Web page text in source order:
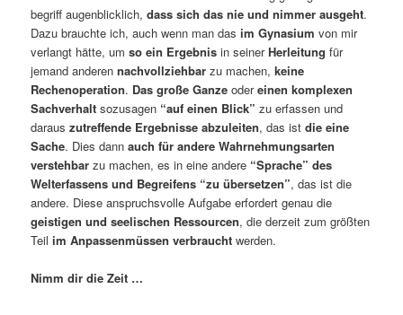
begriff augenblicklich,dass sich das nie und nimmer ausgeht.
Dazu brauchte ich, auch wenn man dasim Gynasium von mir
verlangt hätte, umso ein Ergebnis in seinerHerleitung für
jemand anderennachvollziehbar zu machen,keine
Rechenoperation. Das große Ganze odereinen komplexen
Sachverhalt sozusagen “auf einen Blick” zu erfassen und
darauszutreffende Ergebnisse abzuleiten, das istdie eine
Sache. Dies dannauch für andere Wahrnehmungsarten
verstehbar zu machen, es in eine andere “Sprache” des
Welterfassens und Begreifens “zu übersetzen”, das ist die
andere. Diese anspruchsvolle Aufgabe erfordert genau die
geistigen und seelischen Ressourcen, die derzeit zum größten
Teilim Anpassenmüssen verbraucht werden.
Nimm dir die Zeit …